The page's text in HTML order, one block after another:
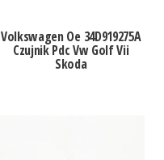
Volkswagen Oe 34D919275A
Czujnik Pdc Vw Golf Vii
Skoda